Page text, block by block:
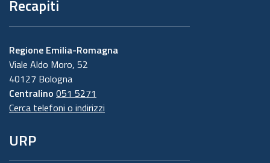
Recapiti
Regione Emilia-Romagna
Viale Aldo Moro, 52
40127 Bologna
Centralino 051 5271
Cerca telefoni o indirizzi
URP